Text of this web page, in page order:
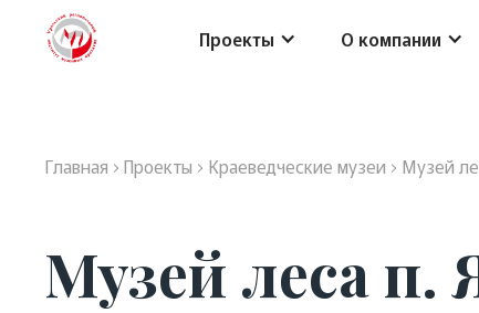
Проекты О компании
Главная › Проекты › Краеведческие музеи › Музей
Музей леса п.